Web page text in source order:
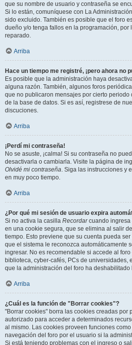
que su nombre de usuario y contraseña se
Si lo están, comuníquese con La
sido excluido. También es posible que el foro
dueño y/o tenga fallos en la programación, por
reparado.
Arriba
Hace un tiempo me registré, ¡pero ahora no
Es posible que la administración haya
alguna razón. También, algunos foros
que no publicaron mensajes por cierto
de la base de datos. Si es así, registrese de
discuciones.
Arriba
¡Perdí mi contraseña!
No se asuste, ¡calma! Si su contraseña no
desactivarla o cambiarla. Visite la página de
Olvidé mi contraseña. Siga las instrucciones y
en muy poco tiempo.
Arriba
¿Por qué mi sesión de usuario expira
Si no activa la casilla Recordarcuando ingresa
en una cookie segura, que se elimina al salir
tiempo. Esto previene que su cuenta pueda
que el sistema le reconozca automáticamente
ingresar. No es recomendable si accede al
biblioteca, cyber-cafés, PCs de universidades,
que la administración del foro ha deshabilitado
Arriba
¿Cuál es la función de "Borrar cookies"?
"Borrar cookies" borra las cookies creadas por
autorizado para acceder a determinados
al mismo. Las cookies proveen funciones
navegación del foro por el usuario si la
Si está teniendo problemas con el ingreso o